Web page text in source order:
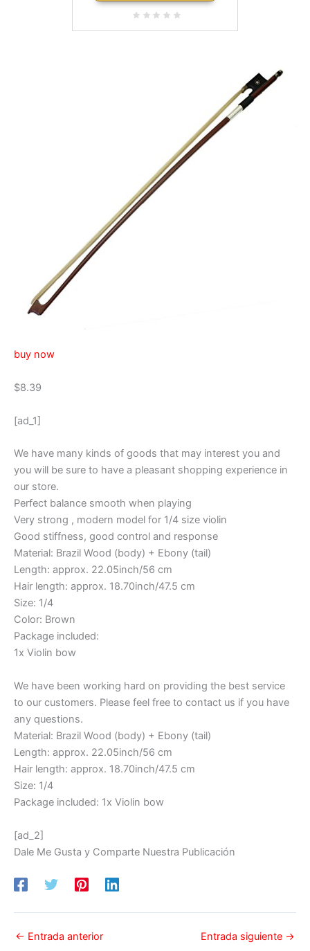
buy now
$8.39
[ad_1]
We have many kinds of goods that may interest you and
you will be sure to have a pleasant shopping experience in
our store.
Perfect balance smooth when playing
Very strong , modern model for 1/4 size violin
Good stiffness, good control and response
Material: Brazil Wood (body) + Ebony (tail)
Length: approx. 22.05inch/56 cm
Hair length: approx. 18.70inch/47.5 cm
Size: 1/4
Color: Brown
Package included:
1x Violin bow
We have been working hard on providing the best service
to our customers. Please feel free to contact us if you have
any questions.
Material: Brazil Wood (body) + Ebony (tail)
Length: approx. 22.05inch/56 cm
Hair length: approx. 18.70inch/47.5 cm
Size: 1/4
Package included: 1x Violin bow
[ad_2]
Dale Me Gusta y Comparte Nuestra Publicación
← Entrada anterior Entrada siguiente →